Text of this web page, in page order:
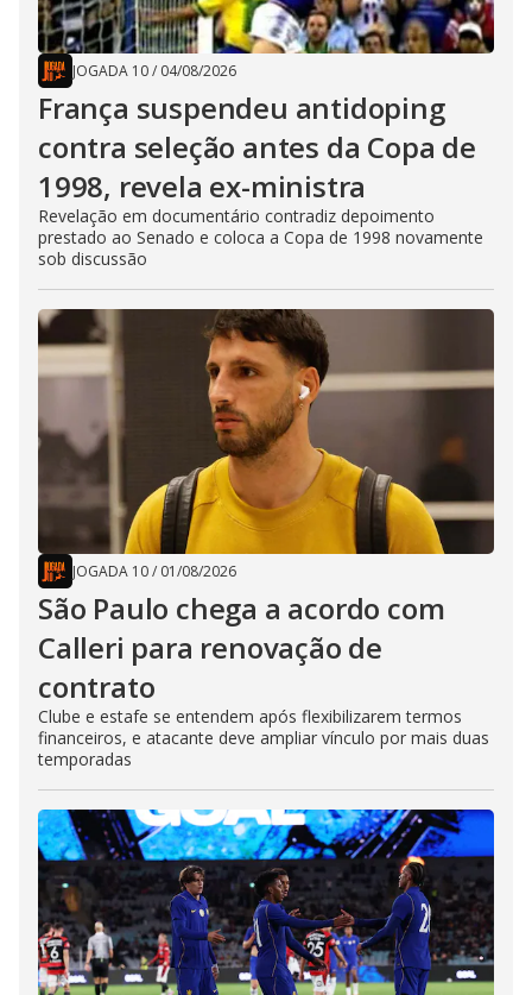
JOGADA 10/ 04/08/2026
França suspendeu antidoping
contra seleção antes da Copa de
1998, revela ex-ministra
Revelação em documentário contradiz depoimento
prestado ao Senado e coloca a Copa de 1998 novamente
sob discussão
JOGADA 10/ 01/08/2026
São Paulo chega a acordo com
Calleri para renovação de
contrato
Clube e estafe se entendem após flexibilizarem termos
financeiros, e atacante deve ampliar vínculo por mais duas
temporadas